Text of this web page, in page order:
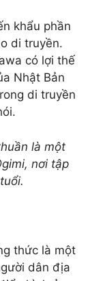
khẩu phần
di truyền.
có lợi thế
Nhật Bản
di truyền
là một
nơi tập
thức là một
dân địa